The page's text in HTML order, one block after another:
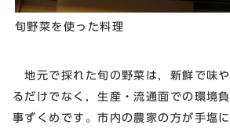
旬野菜を使った料理
地元で採れた旬の野菜は，新鮮で味
るだけでなく，生産・流通面での環境
事ずくめです。市内の農家の方が手塩